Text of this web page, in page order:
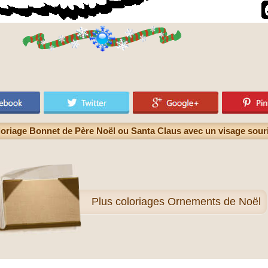
Bonnet de Père Noël ou Santa Claus avec un visage
Plus coloriages Ornements de Noël